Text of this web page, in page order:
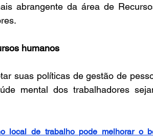
abrangente da área de
humanos
suas políticas de gestão de
mental dos trabalhadores
local de trabalho pode melhorar o